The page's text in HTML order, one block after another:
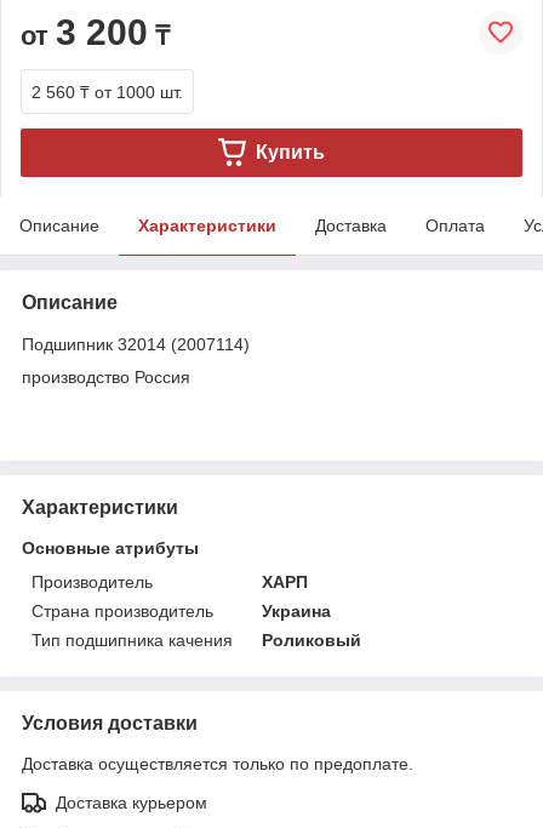
от 3 200 ₸
2 560 ₸ от 1000 шт.
Купить
Описание Характеристики Доставка Оплата
Описание
Подшипник 32014 (2007114)
производство Россия
Характеристики
Основные атрибуты
Производитель
ХАРП
Страна производитель
Украина
Тип подшипника качения
Роликовый
Условия доставки
Доставка осуществляется только по предоплате.
Доставка курьером